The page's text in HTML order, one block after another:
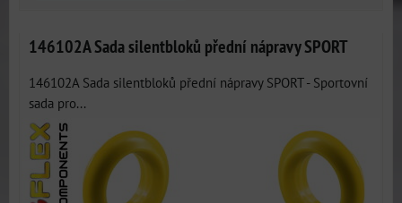
146102A Sada silentbloků přední nápravy SPORT
146102A Sada silentbloků přední nápravy SPORT - Sportovní
sada pro...